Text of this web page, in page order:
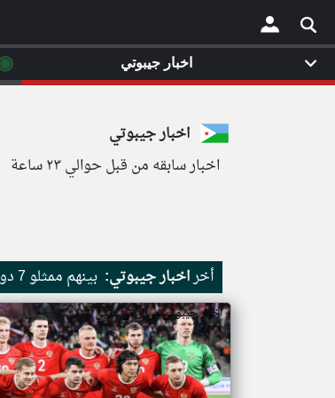
×
اخبار جيبوتي
اخبار سابقه من قبل حوالي ٢٣ ساعة
أخراخبار جيبوتي: بينهم ممثلو 7 دول عربية.. 13 عضوا في مجلس الفيفا يدعمون عودة روسيا لكرة القدم العالمية
اخبار جيبوتي من ار تي عربي
اخبار جيبوتي